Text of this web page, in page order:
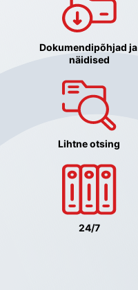
Dokumendipõhjad ja
näidised
Lihtne otsing
24/7